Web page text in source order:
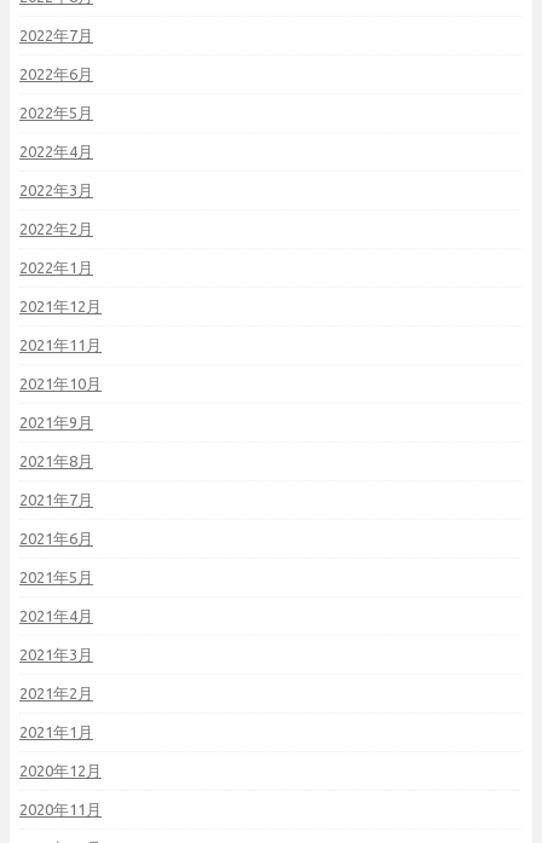
2022年7月
2022年6月
2022年5月
2022年4月
2022年3月
2022年2月
2022年1月
2021年12月
2021年11月
2021年10月
2021年9月
2021年8月
2021年7月
2021年6月
2021年5月
2021年4月
2021年3月
2021年2月
2021年1月
2020年12月
2020年11月